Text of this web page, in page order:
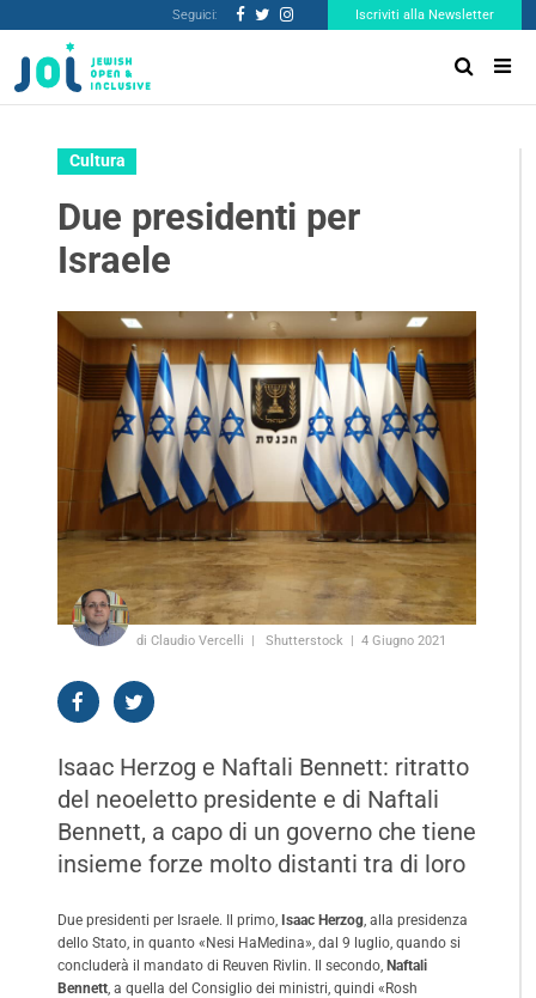
Seguici: Iscriviti alla Newsletter
Cultura
Due presidenti per
Israele
di Claudio Vercelli Shutterstock 4 Giugno 2021
Isaac Herzog e Naftali Bennett: ritratto
del neoeletto presidente e di Naftali
Bennett, a capo di un governo che tiene
insieme forze molto distanti tra di loro
Due presidenti per Israele. Il primo, Isaac Herzog, alla presidenza
dello Stato, in quanto «Nesi HaMedina», dal 9 luglio, quando si
concluderà il mandato di Reuven Rivlin. Il secondo, Naftali
Bennett, a quella del Consiglio dei ministri, quindi «Rosh